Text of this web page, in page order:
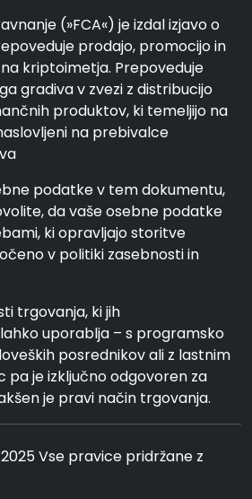
(»FCA«) je izdal izjavo o
prodajo, promocijo in
kriptoimetja. Prepoveduje
gradiva v zvezi z distribucijo
produktov, ki temeljijo na
na prebivalce
podatke v tem dokumentu,
da vaše osebne podatke
ki opravljajo storitve
v politiki zasebnosti in
trgovanja, ki jih
uporablja – s programsko
posrednikov ali z lastnim
je izključno odgovoren za
je pravi način trgovanja.
Vse pravice pridržane z